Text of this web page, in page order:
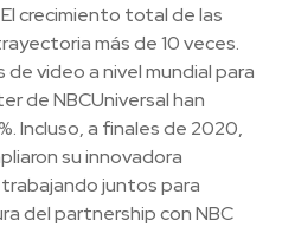
crecimiento total de las
más de 10 veces.
de video a nivel mundial para
de NBCUniversal han
Incluso, a finales de 2020,
su innovadora
juntos para
del partnership con NBC